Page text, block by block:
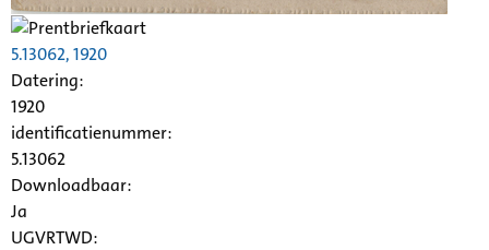
5.13062, 1920
Datering:
1920
identificatienummer:
5.13062
Downloadbaar:
Ja
UGVRTWD: